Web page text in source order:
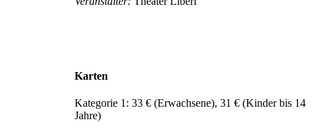
Karten
Kategorie 1: 33 € (Erwachsene), 31 € (Kinder bis 14
Jahre)